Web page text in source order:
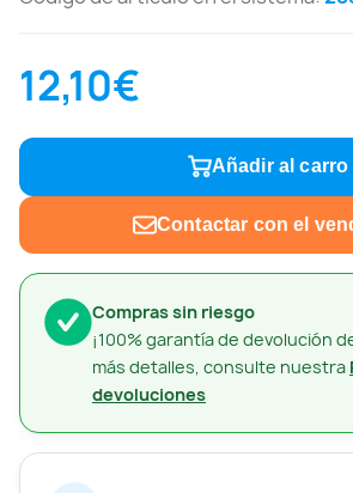
Compras sin riesgo
¡100% garantía de devolución
más detalles, consulte nuestra
devoluciones
12,10€
Añadir al carro
Contactar con el